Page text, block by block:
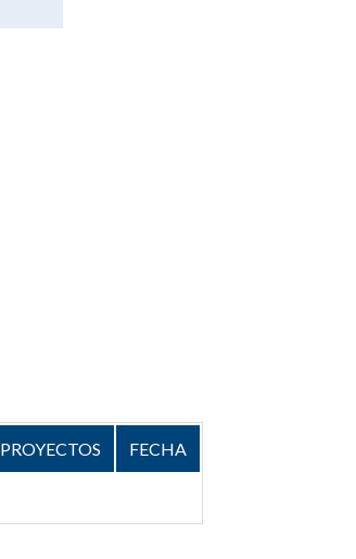
PROYECTOS FECHA